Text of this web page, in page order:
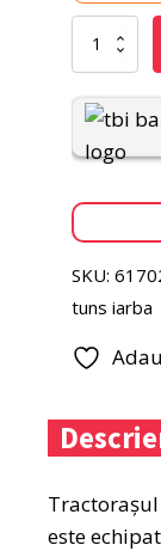
Cantitate
Tractoras
tuns
iarba
STIHL
ZL
SKU:
tuns iarba
Tractorașul
este